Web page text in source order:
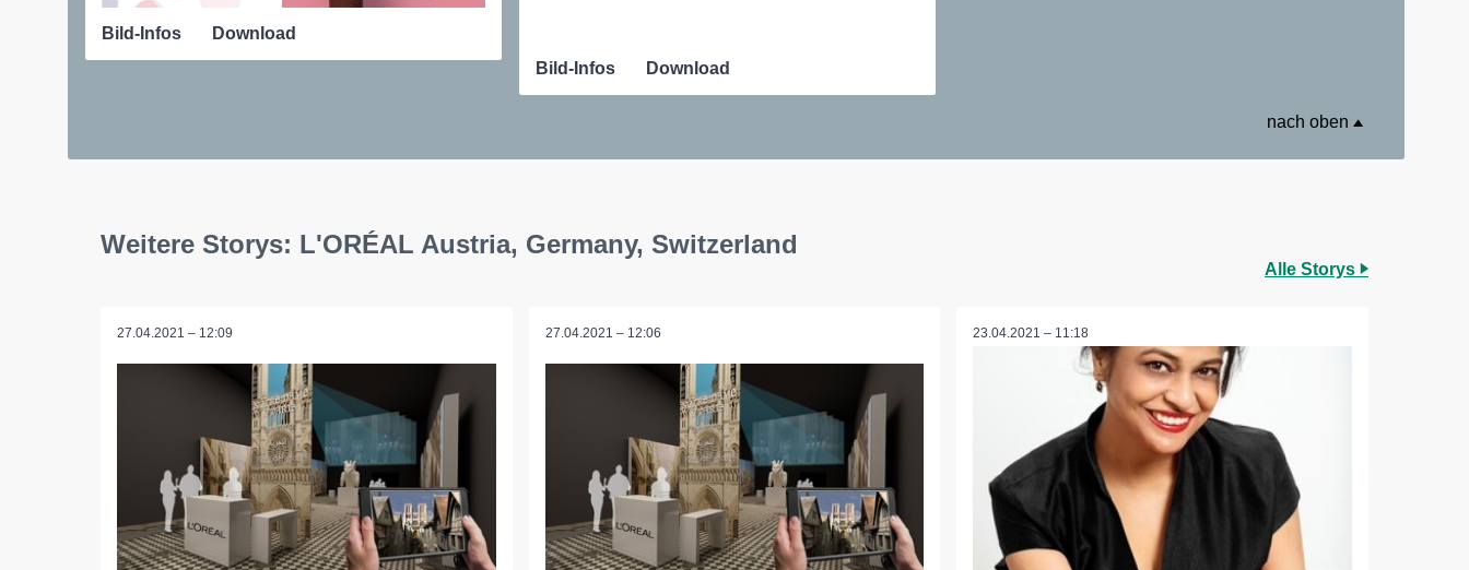
Bild-Infos
Download
Bild-Infos
Download
nach oben
Weitere Storys: L'ORÉAL Austria, Germany, Switzerland
Alle Storys
27.04.2021 – 12:09 27.04.2021 – 12:06 23.04.2021 – 11:18